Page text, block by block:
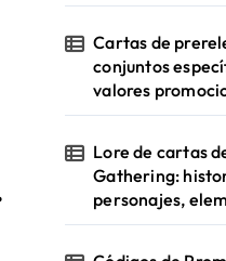
Cartas de
conjuntos
valores
Lore de cartas
Gathering:
personajes,